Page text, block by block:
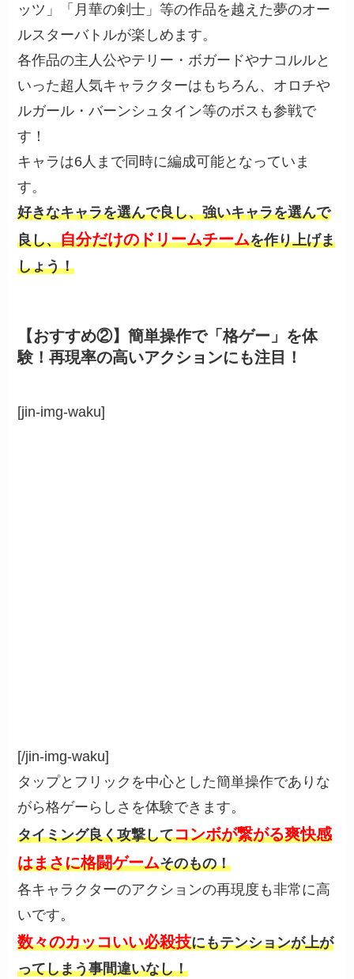
ッツ」「月華の剣士」等の作品を越えた夢のオー
ルスターバトルが楽しめます。
各作品の主人公やテリー・ボガードやナコルルと
いった超人気キャラクターはもちろん、オロチや
ルガール・バーンシュタイン等のボスも参戦で
す！
キャラは6人まで同時に編成可能となっていま
す。
好きなキャラを選んで良し、強いキャラを選んで
良し、自分だけのドリームチームを作り上げま
しょう！
【おすすめ②】簡単操作で「格ゲー」を体
験！再現率の高いアクションにも注目！
[jin-img-waku]
[/jin-img-waku]
タップとフリックを中心とした簡単操作でありな
がら格ゲーらしさを体験できます。
タイミング良く攻撃してコンボが繋がる爽快感
はまさに格闘ゲームそのもの！
各キャラクターのアクションの再現度も非常に高
いです。
数々のカッコいい必殺技にもテンションが上が
ってしまう事間違いなし！